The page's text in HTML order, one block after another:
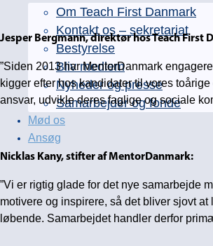
Om Teach First Danmark
Kontakt os – sekretariat
Bestyrelse
Bliv medlem
Nyheder og presse
Samarbejder og fonde
Mød os
Ansøg
Jesper Bergmann, direktør hos Teach First
”Siden 2013 har MentorDanmark
kigger efter hos kandidater til vores
ansvar, udvikle deres faglige og sociale
Nicklas Kany, stifter af MentorDanmark:
”Vi er rigtig glade for det nye samarbejde
motivere og inspirere, så det bliver sjovt
løbende. Samarbejdet handler derfor